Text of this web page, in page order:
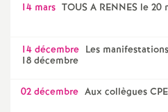
14 mars TOUS A RENNES le 20
14 décembre Les
18 décembre
02 décembre Aux collègues